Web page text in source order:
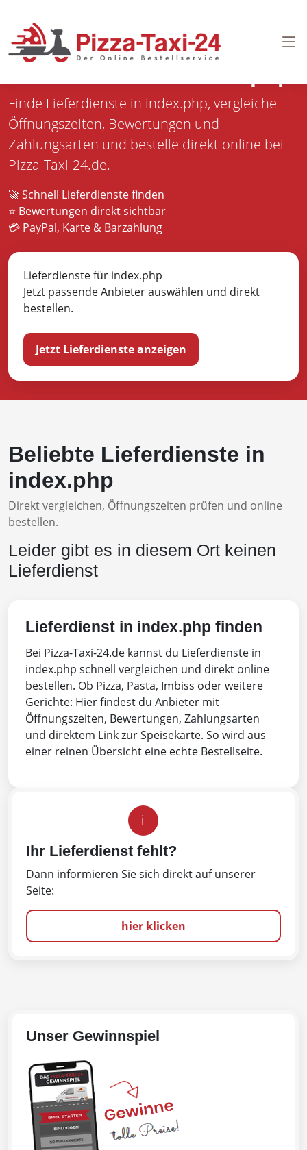
Finde Lieferdienste in index.php, vergleiche
Öffnungszeiten, Bewertungen und
Zahlungsarten und bestelle direkt online bei
Pizza-Taxi-24.de.
🚀 Schnell Lieferdienste finden
⭐ Bewertungen direkt sichtbar
💳 PayPal, Karte & Barzahlung
Lieferdienste für index.php
Jetzt passende Anbieter auswählen und direkt
bestellen.
Jetzt Lieferdienste anzeigen
Beliebte Lieferdienste in
index.php
Direkt vergleichen, Öffnungszeiten prüfen und online
bestellen.
Leider gibt es in diesem Ort keinen
Lieferdienst
Lieferdienst in index.php finden
Bei Pizza-Taxi-24.de kannst du Lieferdienste in
index.php schnell vergleichen und direkt online
bestellen. Ob Pizza, Pasta, Imbiss oder weitere
Gerichte: Hier findest du Anbieter mit
Öffnungszeiten, Bewertungen, Zahlungsarten
und direktem Link zur Speisekarte. So wird aus
einer reinen Übersicht eine echte Bestellseite.
i
Ihr Lieferdienst fehlt?
Dann informieren Sie sich direkt auf unserer
Seite:
hier klicken
Unser Gewinnspiel